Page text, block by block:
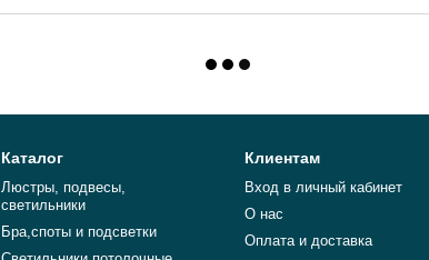
Каталог
Люстры, подвесы,
светильники
Бра,споты и подсветки
Клиентам
Вход в личный кабинет
О нас
Оплата и доставка